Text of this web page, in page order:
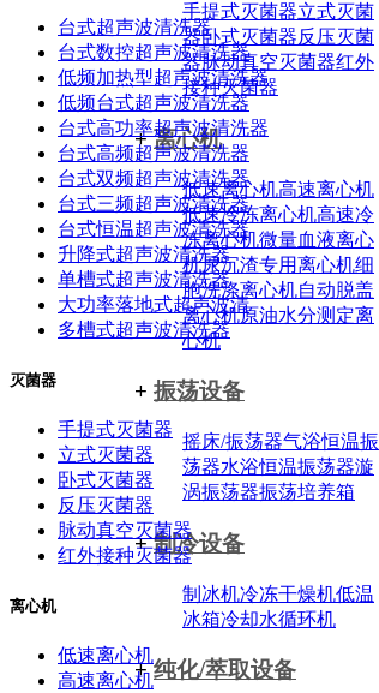
手提式灭菌器立式灭菌
器卧式灭菌器反压灭菌
器脉动真空灭菌器红外
接种灭菌器
+离心机
低速离心机高速离心机
低速冷冻离心机高速冷
冻离心机微量血液离心
机尿沉渣专用离心机细
胞洗涤离心机自动脱盖
离心机原油水分测定离
心机
+ 振荡设备
摇床/振荡器气浴恒温振
荡器水浴恒温振荡器漩
涡振荡器振荡培养箱
+制冷设备
制冰机冷冻干燥机低温
冰箱冷却水循环机
+纯化/萃取设备
台式超声波清洗器
台式数控超声波清洗器
低频加热型超声波清洗器
低频台式超声波清洗器
台式高功率超声波清洗器
台式高频超声波清洗器
台式双频超声波清洗器
台式三频超声波清洗器
台式恒温超声波清洗器
升降式超声波清洗器
单槽式超声波清洗器
大功率落地式超声波清
多槽式超声波清洗器
灭菌器
手提式灭菌器
立式灭菌器
卧式灭菌器
反压灭菌器
脉动真空灭菌器
红外接种灭菌器
离心机
低速离心机
高速离心机